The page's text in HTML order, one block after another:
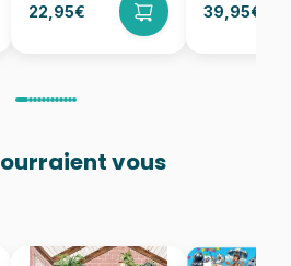
22,95€ 39,95€
vous